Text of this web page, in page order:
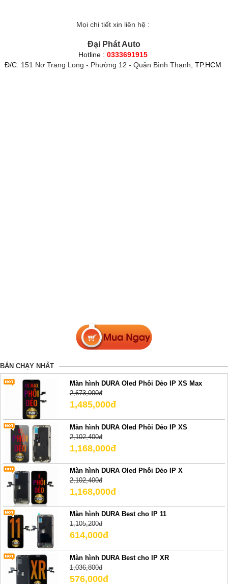
Mọi chi tiết xin liên hệ :
Đại Phát Auto
Hotline : 0333691915
Đ/C: 151 Nơ Trang Long - Phường 12 - Quận Bình Thạnh , TP.HCM
BÁN CHẠY NHẤT
Màn hình DURA Oled Phôi Dẻo IP XS Max
2,673,000đ
1,485,000đ
Màn hình DURA Oled Phôi Dẻo IP XS
2,102,400đ
1,168,000đ
Màn hình DURA Oled Phôi Dẻo IP X
2,102,400đ
1,168,000đ
Màn hình DURA Best cho IP 11
1,105,200đ
614,000đ
Màn hình DURA Best cho IP XR
1,036,800đ
576,000đ